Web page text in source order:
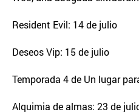
Resident Evil: 14 de julio
Deseos Vip: 15 de julio
Temporada 4 de Un lugar
Alquimia de almas: 23 de